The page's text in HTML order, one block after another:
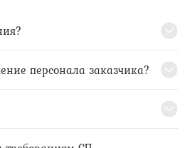
персонала заказчика?